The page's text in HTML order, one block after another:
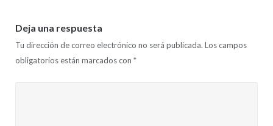
Deja una respuesta
Tu dirección de correo electrónico no será publicada. Los campos
obligatorios están marcados con *